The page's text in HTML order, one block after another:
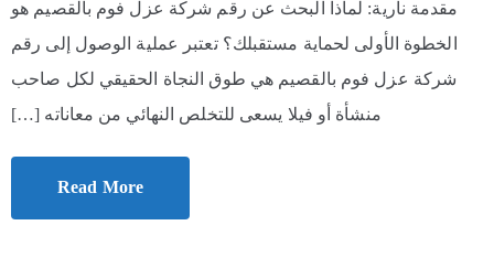
مقدمة نارية: لماذا البحث عن رقم شركة عزل فوم بالقصيم هو
الخطوة الأولى لحماية مستقبلك؟ تعتبر عملية الوصول إلى رقم
شركة عزل فوم بالقصيم هي طوق النجاة الحقيقي لكل صاحب
منشأة أو فيلا يسعى للتخلص النهائي من معاناته […]
Read More